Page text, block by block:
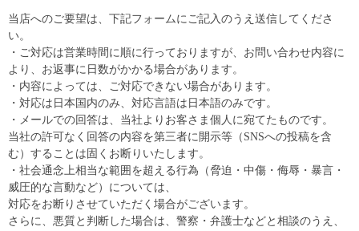
当店へのご要望は、下記フォームにご記入のうえ送信してくださ
い。
・ご対応は営業時間に順に行っておりますが、お問い合わせ内容に
より、お返事に日数がかかる場合があります。
・内容によっては、ご対応できない場合があります。
・対応は日本国内のみ、対応言語は日本語のみです。
・メールでの回答は、当社よりお客さま個人に宛てたものです。
当社の許可なく回答の内容を第三者に開示等（SNSへの投稿を含
む）することは固くお断りいたします。
・社会通念上相当な範囲を超える行為（脅迫・中傷・侮辱・暴言・
威圧的な言動など）については、
対応をお断りさせていただく場合がございます。
さらに、悪質と判断した場合は、警察・弁護士などと相談のうえ、